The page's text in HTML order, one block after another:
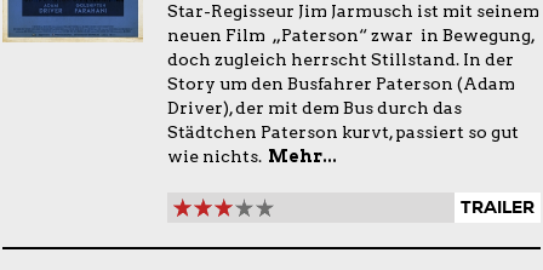
Star-Regisseur Jim Jarmusch ist mit seinem
neuen Film „Paterson“ zwar in Bewegung,
doch zugleich herrscht Stillstand. In der
Story um den Busfahrer Paterson (Adam
Driver), der mit dem Bus durch das
Städtchen Paterson kurvt, passiert so gut
wie nichts. Mehr...
TRAILER